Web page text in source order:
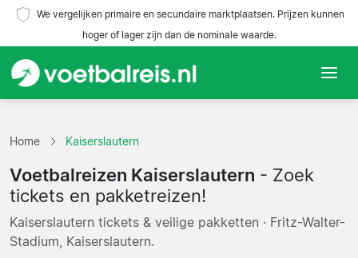
We vergelijken primaire en secundaire marktplaatsen. Prijzen kunnen
hoger of lager zijn dan de nominale waarde.
Teams
Competities
Reisorganisaties
Home Kaiserslautern
Voetbalreizen Kaiserslautern - Zoek
tickets en pakketreizen!
Kaiserslautern tickets & veilige pakketten · Fritz-Walter-
Stadium, Kaiserslautern.